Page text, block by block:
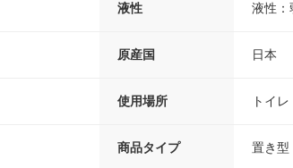
液性 液性：
原産国 日本
使用場所 トイレ
商品タイプ 置き型